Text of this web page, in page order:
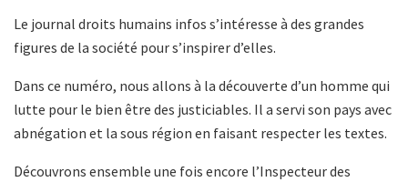
at
s
A
p
p
e
b
o
o
to
d
o
n
ai
l
ta
g
er
Le journal droits humains infos s’intéresse à des grandes
figures de la société pour s’inspirer d’elles.
Dans ce numéro, nous allons à la découverte d’un homme qui
lutte pour le bien être des justiciables. Il a servi son pays avec
abnégation et la sous région en faisant respecter les textes.
Découvrons ensemble une fois encore l’Inspecteur des